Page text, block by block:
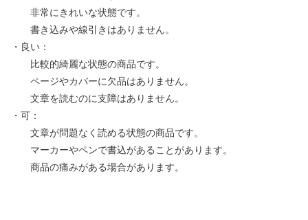
非常にきれいな状態です。
書き込みや線引きはありません。
・良い：
比較的綺麗な状態の商品です。
ページやカバーに欠品はありません。
文章を読むのに支障はありません。
・可：
文章が問題なく読める状態の商品です。
マーカーやペンで書込があることがあります。
商品の痛みがある場合があります。